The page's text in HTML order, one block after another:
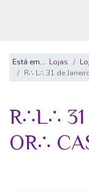
Está em... Lojas
R∴ L∴ 31 de
R∴L∴ 31
OR∴